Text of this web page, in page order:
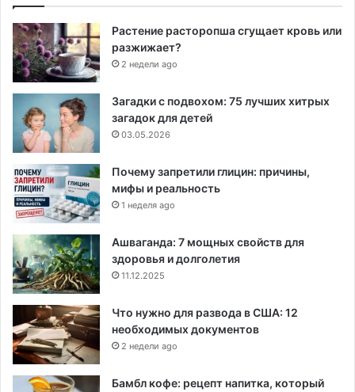
Растение расторопша сгущает кровь или
разжижает?
2 недели ago
Загадки с подвохом: 75 лучших хитрых
загадок для детей
03.05.2026
Почему запретили глицин: причины,
мифы и реальность
1 неделя ago
Ашваганда: 7 мощных свойств для
здоровья и долголетия
11.12.2025
Что нужно для развода в США: 12
необходимых документов
2 недели ago
Бамбл кофе: рецепт напитка, который